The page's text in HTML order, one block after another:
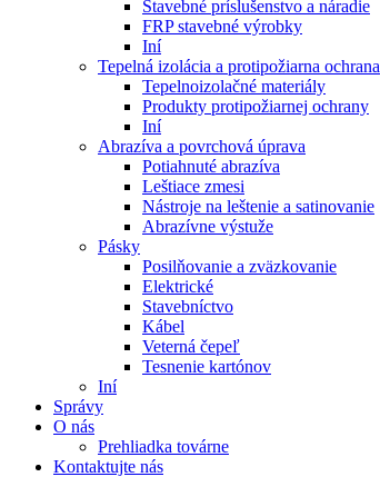
Stavebné príslušenstvo a náradie
FRP stavebné výrobky
Iní
Tepelná izolácia a protipožiarna ochrana
Tepelnoizolačné materiály
Produkty protipožiarnej ochrany
Iní
Abrazíva a povrchová úprava
Potiahnuté abrazíva
Leštiace zmesi
Nástroje na leštenie a satinovanie
Abrazívne výstuže
Pásky
Posilňovanie a zväzkovanie
Elektrické
Stavebníctvo
Kábel
Veterná čepeľ
Tesnenie kartónov
Iní
Správy
O nás
Prehliadka továrne
Kontaktujte nás